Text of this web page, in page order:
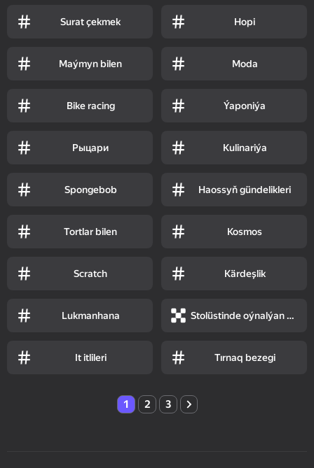
Surat çekmek Hopi
Maýmyn bilen Moda
Bike racing Ýaponiýa
Рыцари Kulinariýa
Spongebob Haossyň gündelikleri
Tortlar bilen Kosmos
Scratch Kärdeşlik
Lukmanhana Stolüstinde oýnalýan oýunlar
It itlileri Tırnaq bezegi
1 2 3